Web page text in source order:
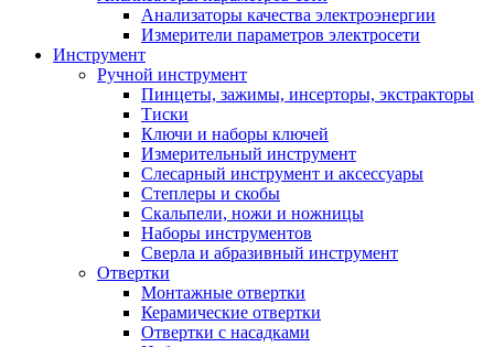
Анализаторы качества электроэнергии
Измерители параметров электросети
Инструмент
Ручной инструмент
Пинцеты, зажимы, инсерторы, экстракторы
Тиски
Ключи и наборы ключей
Измерительный инструмент
Слесарный инструмент и аксессуары
Степлеры и скобы
Скальпели, ножи и ножницы
Наборы инструментов
Сверла и абразивный инструмент
Отвертки
Монтажные отвертки
Керамические отвертки
Отвертки с насадками